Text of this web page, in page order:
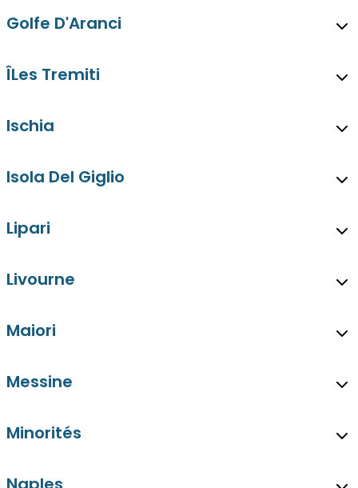
Golfe D'Aranci
ÎLes Tremiti
Ischia
Isola Del Giglio
Lipari
Livourne
Maiori
Messine
Minorités